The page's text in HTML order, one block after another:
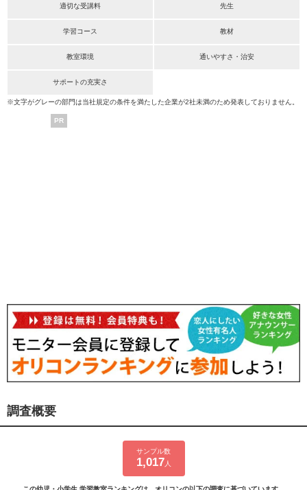
適切な受講料 先生
学習コース 教材
教室環境 通いやすさ・治安
サポートの充実さ
※文字がグレーの部門は当社規定の条件を満たした企業が2社未満のため発表しておりません。
PR
調査概要
サンプル数
1,017 人